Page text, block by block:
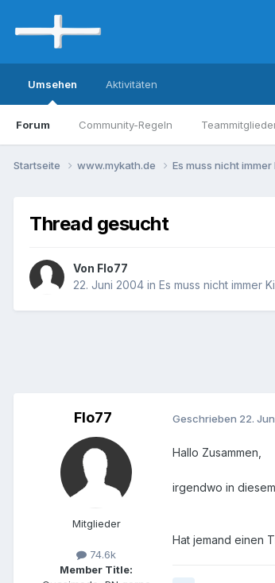
Umsehen
Forum Community-Regeln
Aktivitäten
Startseite www.mykath.de Es muss nicht
Thread gesucht
Von Flo77
22. Juni 2004 in Es muss nicht immer
Flo77
Mitglieder
74.6k
Member Title:
Geschrieben 22.
Hallo Zusammen,
irgendwo in
Hat jemand einen